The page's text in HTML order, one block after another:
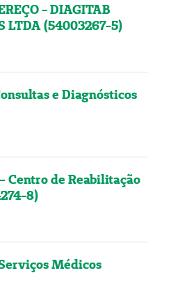
- DIAGITAB
LTDA (54003267-5)
e Diagnósticos
Centro de Reabilitação
8)
Médicos